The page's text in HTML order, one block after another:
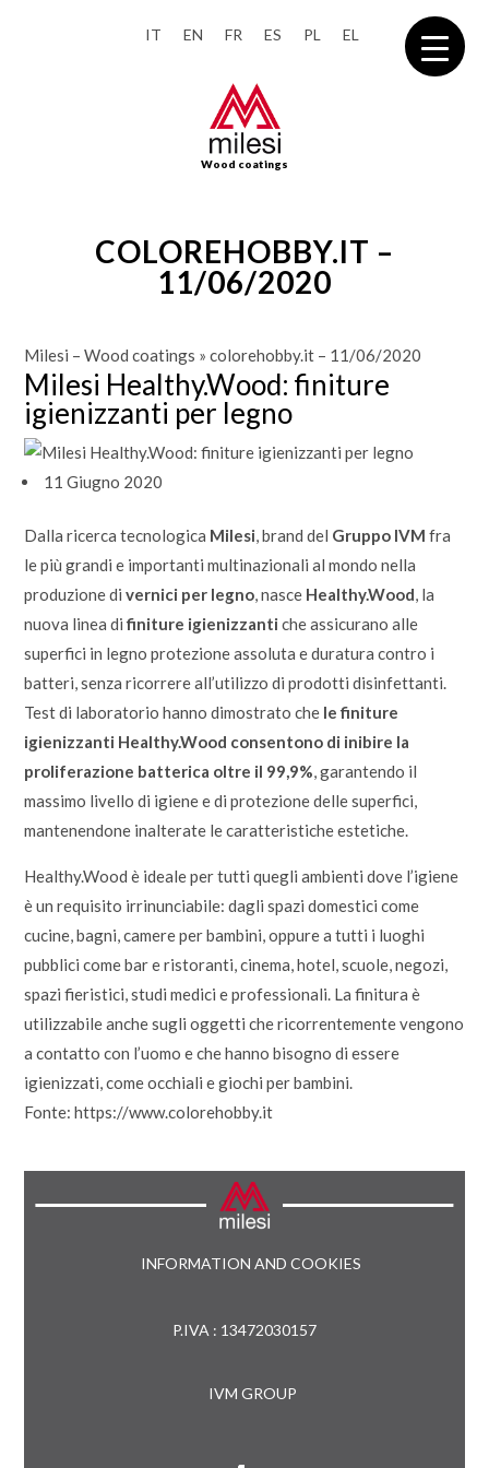
IT EN FR ES PL EL
Wood coatings
COLOREHOBBY.IT –
11/06/2020
Milesi – Wood coatings »colorehobby.it – 11/06/2020
Milesi Healthy.Wood: finiture
igienizzanti per legno
11 Giugno 2020
Dalla ricerca tecnologica Milesi, brand del Gruppo IVM fra
le più grandi e importanti multinazionali al mondo nella
produzione di vernici per legno, nasce Healthy.Wood, la
nuova linea difiniture igienizzanti che assicurano alle
superfici in legno protezione assoluta e duratura contro i
batteri, senza ricorrere all’utilizzo di prodotti disinfettanti.
Test di laboratorio hanno dimostrato che le finiture
igienizzanti Healthy.Wood consentono di inibire la
proliferazione batterica oltre il 99,9%, garantendo il
massimo livello di igiene e di protezione delle superfici,
mantenendone inalterate le caratteristiche estetiche.
Healthy.Wood è ideale per tutti quegli ambienti dove l’igiene
è un requisito irrinunciabile: dagli spazi domestici come
cucine, bagni, camere per bambini, oppure a tutti i luoghi
pubblici come bar e ristoranti, cinema, hotel, scuole, negozi,
spazi fieristici, studi medici e professionali. La finitura è
utilizzabile anche sugli oggetti che ricorrentemente vengono
a contatto con l’uomo e che hanno bisogno di essere
igienizzati, come occhiali e giochi per bambini.
Fonte: https://www.colorehobby.it
INFORMATION AND COOKIES
P.IVA : 13472030157
IVM GROUP